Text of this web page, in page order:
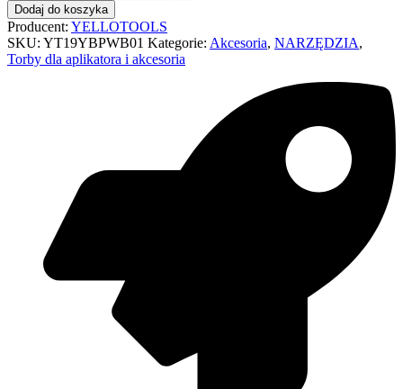
Dodaj do koszyka
Producent: YELLOTOOLS
SKU: YT19YBPWB01 Kategorie: Akcesoria, NARZĘDZIA,
Torby dla aplikatora i akcesoria